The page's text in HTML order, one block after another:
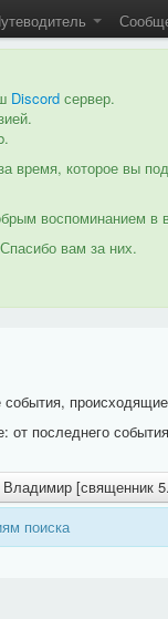
Discord сервер.
время, которое вы
воспоминанием
вам за них.
от последнего
Владимир [священник
поиска